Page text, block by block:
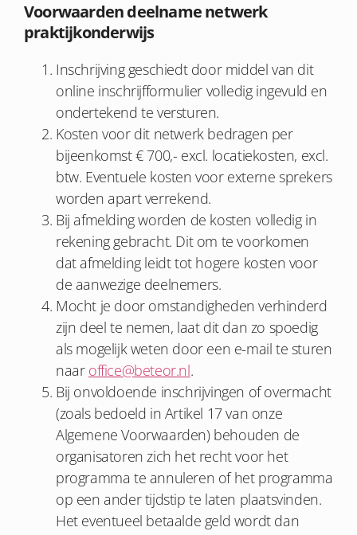
Voorwaarden deelname netwerk
praktijkonderwijs
Inschrijving geschiedt door middel van dit
online inschrijfformulier volledig ingevuld en
ondertekend te versturen.
Kosten voor dit netwerk bedragen per
bijeenkomst € 700,- excl. locatiekosten, excl.
btw. Eventuele kosten voor externe sprekers
worden apart verrekend.
Bij afmelding worden de kosten volledig in
rekening gebracht. Dit om te voorkomen
dat afmelding leidt tot hogere kosten voor
de aanwezige deelnemers.
Mocht je door omstandigheden verhinderd
zijn deel te nemen, laat dit dan zo spoedig
als mogelijk weten door een e-mail te sturen
naar office@beteor.nl.
Bij onvoldoende inschrijvingen of overmacht
(zoals bedoeld in Artikel 17 van onze
Algemene Voorwaarden) behouden de
organisatoren zich het recht voor het
programma te annuleren of het programma
op een ander tijdstip te laten plaatsvinden.
Het eventueel betaalde geld wordt dan